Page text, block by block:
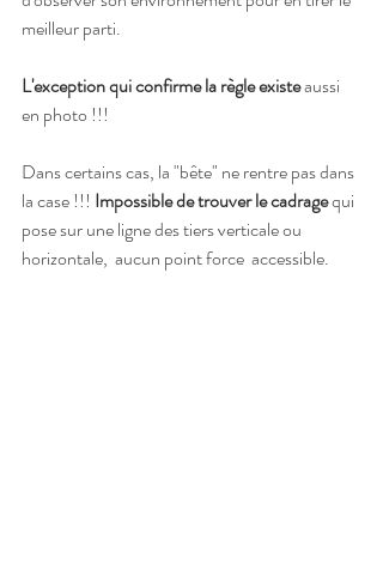
meilleur parti.
L'exception qui confirme la règle existe aussi
en photo !!!
Dans certains cas, la "bête" ne rentre pas dans
la case !!! Impossible de trouver le cadrage qui
pose sur une ligne des tiers verticale ou
horizontale,  aucun point force  accessible.